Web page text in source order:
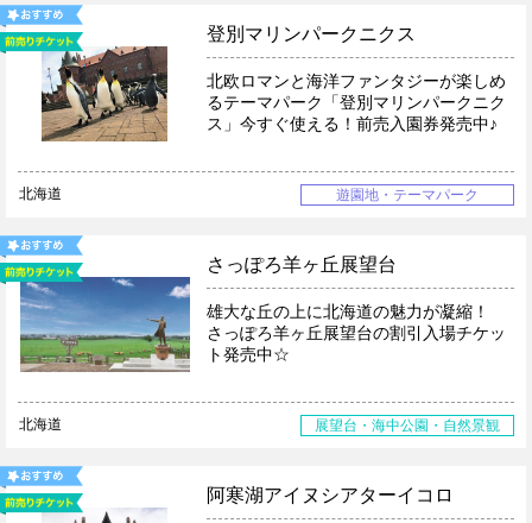
登別マリンパークニクス
北欧ロマンと海洋ファンタジーが楽しめ
るテーマパーク「登別マリンパークニク
ス」今すぐ使える！前売入園券発売中♪
北海道 遊園地・テーマパーク
さっぽろ羊ヶ丘展望台
雄大な丘の上に北海道の魅力が凝縮！
さっぽろ羊ヶ丘展望台の割引入場チケッ
ト発売中☆
北海道 展望台・海中公園・自然景観
阿寒湖アイヌシアターイコロ